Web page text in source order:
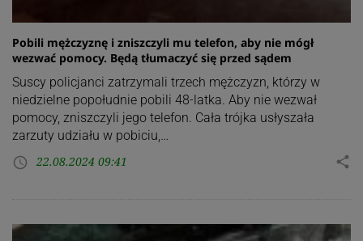
Pobili mężczyznę i zniszczyli mu telefon, aby nie mógł
wezwać pomocy. Będą tłumaczyć się przed sądem
Suscy policjanci zatrzymali trzech mężczyzn, którzy w
niedzielne popołudnie pobili 48-latka. Aby nie wezwał
pomocy, zniszczyli jego telefon. Cała trójka usłyszała
zarzuty udziału w pobiciu,…
access_time 22.08.2024 09:41 share